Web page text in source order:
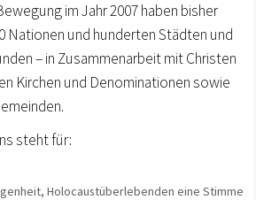
im Jahr 2007 haben bisher
Nationen und hunderten Städten und
– in Zusammenarbeit mit Christen
Kirchen und Denominationen sowie
steht für:
Holocaustüberlebenden eine Stimme